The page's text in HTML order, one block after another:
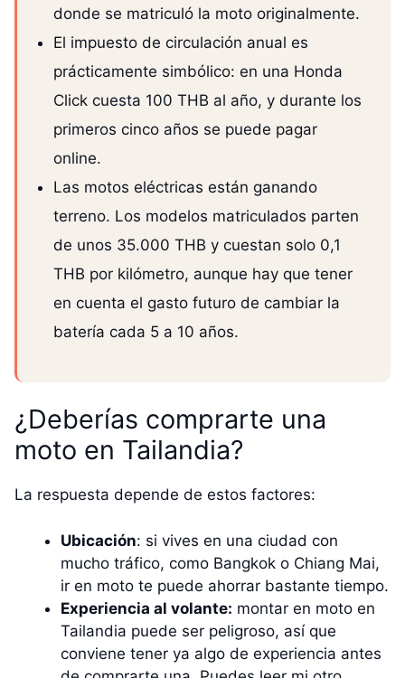
donde se matriculó la moto originalmente.
El impuesto de circulación anual es
prácticamente simbólico: en una Honda
Click cuesta 100 THB al año, y durante los
primeros cinco años se puede pagar
online.
Las motos eléctricas están ganando
terreno. Los modelos matriculados parten
de unos 35.000 THB y cuestan solo 0,1
THB por kilómetro, aunque hay que tener
en cuenta el gasto futuro de cambiar la
batería cada 5 a 10 años.
¿Deberías comprarte una
moto en Tailandia?
La respuesta depende de estos factores:
Ubicación: si vives en una ciudad con
mucho tráfico, como Bangkok o Chiang Mai,
ir en moto te puede ahorrar bastante tiempo.
Experiencia al volante: montar en moto en
Tailandia puede ser peligroso, así que
conviene tener ya algo de experiencia antes